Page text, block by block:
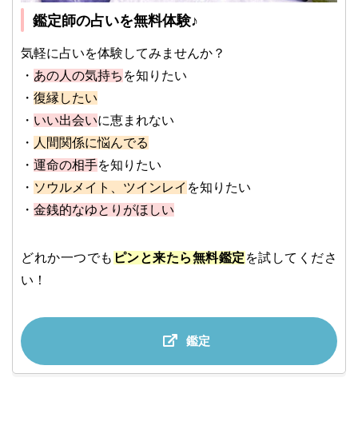
鑑定師の占いを無料体験♪
気軽に占いを体験してみませんか？
・ あの人の気持ち を知りたい
・ 復縁したい
・ いい出会いに恵まれない
・ 人間関係に悩んでる
・ 運命の相手を知りたい
・ ソウルメイト、ツインレイ を知りたい
・ 金銭的なゆとりがほしい
どれか一つでも ピンと来たら無料鑑定 を試してくださ
い！
鑑定